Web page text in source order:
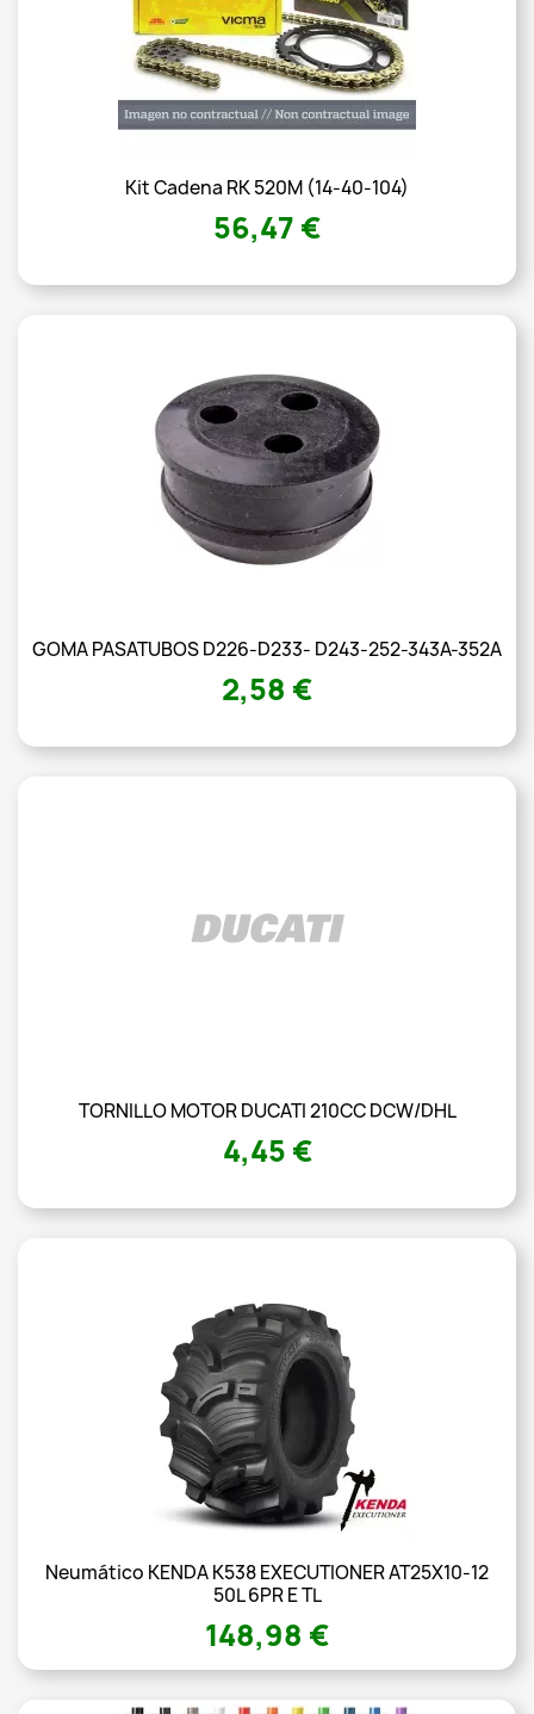
Kit Cadena RK 520M (14-40-104)
56,47 €
GOMA PASATUBOS D226-D233- D243-252-343A-352A
2,58 €
TORNILLO MOTOR DUCATI 210CC DCW/DHL
4,45 €
Neumático KENDA K538 EXECUTIONER AT25X10-12
50L 6PR E TL
148,98 €